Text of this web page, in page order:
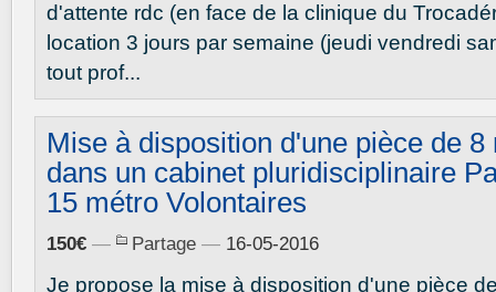
d'attente rdc (en face de la clinique du
location 3 jours par semaine (jeudi vendredi
tout prof...
Mise à disposition d'une pièce de 8
dans un cabinet pluridisciplinaire
15 métro Volontaires
150€ — Partage — 16-05-2016
Je propose la mise à disposition d'une pièce